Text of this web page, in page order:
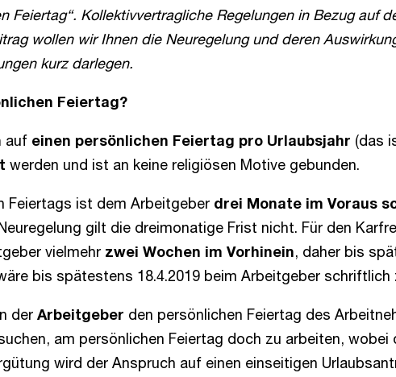
Feiertag“. Kollektivvertragliche Regelungen in Bezug auf
wollen wir Ihnen die Neuregelung und deren
kurz darlegen.
Feiertag?
auf einen persönlichen Feiertag pro Urlaubsjahr (das
werden und ist an keine religiösen Motive gebunden.
Feiertags ist dem Arbeitgeber drei Monate im Voraus
gilt die dreimonatige Frist nicht. Für den
vielmehr zwei Wochen im Vorhinein, daher bis
bis spätestens 18.4.2019 beim Arbeitgeber schriftlich
der Arbeitgeber den persönlichen Feiertag des
am persönlichen Feiertag doch zu arbeiten,
wird der Anspruch auf einen einseitigen